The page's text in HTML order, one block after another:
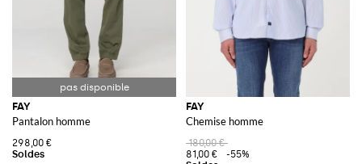
FAY
Pantalon homme
298,00 €
FAY
Chemise homme
180,00 €
81,00 €
-55%